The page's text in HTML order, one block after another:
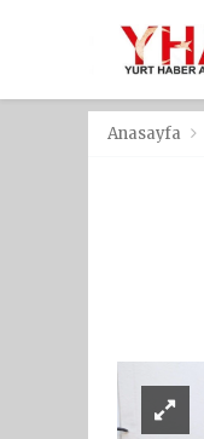
Anasayfa